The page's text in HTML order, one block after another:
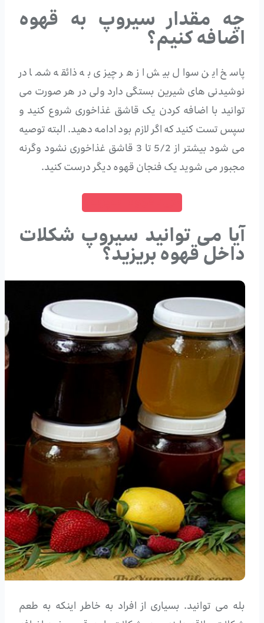
چه مقدار سیروپ به قهوه
اضافه کنیم؟
پاسخ این سوال بیش از هر چیزی به ذائقه شما در
نوشیدنی های شیرین بستگی دارد ولی در هر صورت می
توانید با اضافه کردن یک قاشق غذاخوری شروع کنید و
سپس تست کنید که اگر لازم بود ادامه دهید. البته توصیه
می شود بیشتر از 5/2 تا 3 قاشق غذاخوری نشود وگرنه
مجبور می شوید یک فنجان قهوه دیگر درست کنید.
آیا می توانید سیروپ شکلات
داخل قهوه بریزید؟
بله می توانید. بسیاری از افراد به خاطر اینکه به طعم